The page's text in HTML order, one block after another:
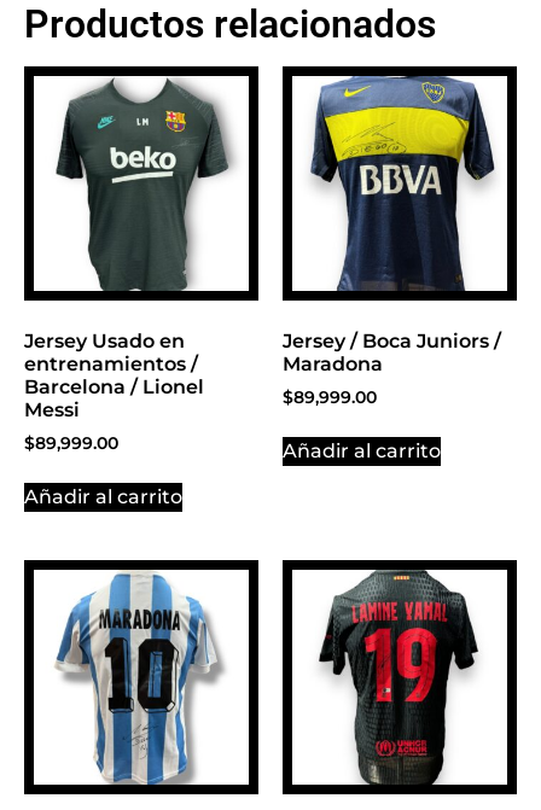
BANNER CON
PROMOCIONES 1
Click Here
Productos relacionados
Jersey Usado en
entrenamientos /
Barcelona / Lionel
Messi
$89,999.00
Añadir al carrito
Jersey / Boca Juniors /
Maradona
$89,999.00
Añadir al carrito